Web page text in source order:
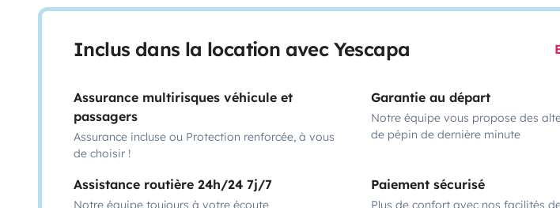
Inclus dans la location avec Yescapa
Assurance multirisques véhicule et
passagers
Assurance incluse ou Protection renforcée, à vous
de choisir !
Garantie au départ
Notre équipe vous propose des
de pépin de dernière minute
Assistance routière 24h/24 7j/7
Notre équipe toujours à votre écoute
Paiement sécurisé
Plus de confort avec nos facilités